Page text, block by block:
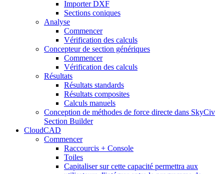
Importer DXF
Sections coniques
Analyse
Commencer
Vérification des calculs
Concepteur de section génériques
Commencer
Vérification des calculs
Résultats
Résultats standards
Résultats composites
Calculs manuels
Conception de méthodes de force directe dans SkyCiv
Section Builder
CloudCAD
Commencer
Raccourcis + Console
Toiles
Capitaliser sur cette capacité permettra aux